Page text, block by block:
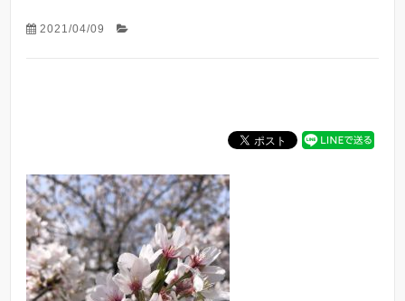
2021/04/09